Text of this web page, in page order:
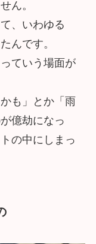
ん。
、いわゆる
んです。
ていう場面が
も」とか「雨
億劫になっ
の中にしまっ